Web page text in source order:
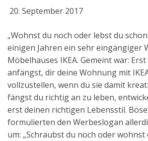
Geistliches Wort
Termine
Aktuelles
Kontakt
English
20. September 2017
„Wohnst du noch oder lebst du
einigen Jahren ein sehr eingängiger
Möbelhauses IKEA. Gemeint war:
anfängst, dir deine Wohnung mit
vollzustellen, wenn du sie damit
fängst du richtig an zu leben,
erst deinen richtigen Lebensstil.
formulierten den Werbeslogan
um: „Schraubst du noch oder wohnst